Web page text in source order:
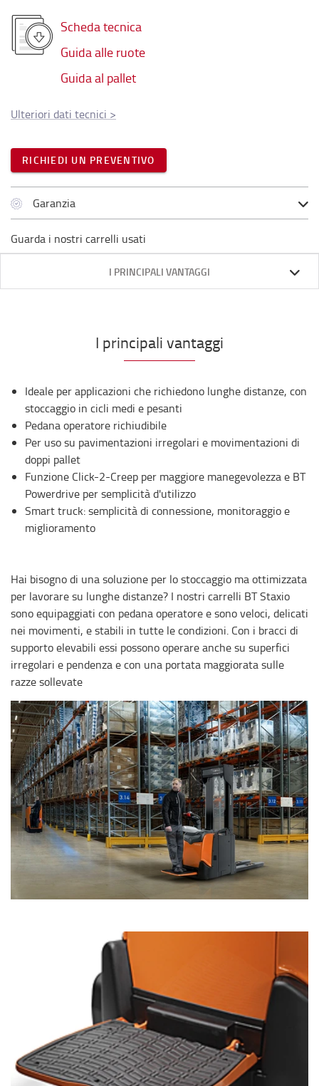
Scheda tecnica
Guida alle ruote
Guida al pallet
Ulteriori dati tecnici >
RICHIEDI UN PREVENTIVO
Garanzia
Guarda i nostri carrelli usati
I PRINCIPALI VANTAGGI
I principali vantaggi
Ideale per applicazioni che richiedono lunghe distanze, con
stoccaggio in cicli medi e pesanti
Pedana operatore richiudibile
Per uso su pavimentazioni irregolari e movimentazioni di
doppi pallet
Funzione Click-2-Creep per maggiore manegevolezza e BT
Powerdrive per semplicità d'utilizzo
Smart truck: semplicità di connessione, monitoraggio e
miglioramento
Hai bisogno di una soluzione per lo stoccaggio ma ottimizzata
per lavorare su lunghe distanze? I nostri carrelli BT Staxio
sono equipaggiati con pedana operatore e sono veloci, delicati
nei movimenti, e stabili in tutte le condizioni. Con i bracci di
supporto elevabili essi possono operare anche su superfici
irregolari e pendenza e con una portata maggiorata sulle
razze sollevate